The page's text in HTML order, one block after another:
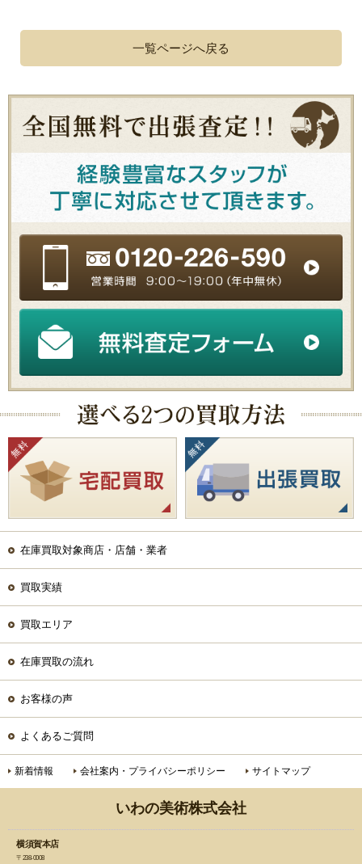
一覧ページへ戻る
在庫買取対象商店・店舗・業者
買取実績
買取エリア
在庫買取の流れ
お客様の声
よくあるご質問
新着情報 会社案内・プライバシーポリシー サイトマップ
いわの美術株式会社
横須賀本店
〒238-0008